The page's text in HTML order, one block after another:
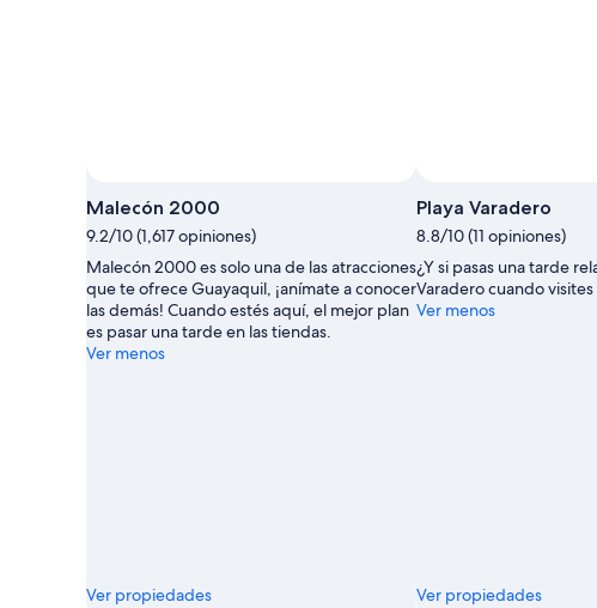
Malecón 2000
9.2/10 (1,617 opiniones)
Malecón 2000 es solo una de las atracciones
que te ofrece Guayaquil, ¡anímate a conocer
las demás! Cuando estés aquí, el mejor plan
es pasar una tarde en las tiendas.
Ver menos
Ver propiedades
Playa Varadero
8.8/10 (11 opiniones)
¿Y si pasas una tarde
Varadero cuando visites
Ver menos
Ver propiedades